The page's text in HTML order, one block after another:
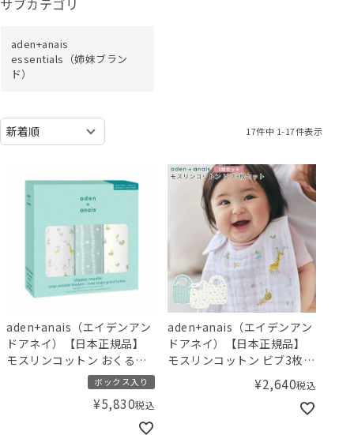
サブカテゴリ
aden+anais
essentials（姉妹ブラン
ド）
17件中 1-17件表示
aden+anais（エイデンアン
ドアネイ）【日本正規品】
モスリンコットン おくるみ3
枚セット イヤーオブザスネ
イク year of the snake 3pk
swaddle【数量限定！2025
年の干支のかわいいスネー
ボックス入り
¥5,830税込
aden+anais（エイデンアン
ドアネイ）【日本正規品】
モスリンコットン ビブ3枚セ
ット イヤーオブザスネイク
year of the snake 3pk
¥2,640税込